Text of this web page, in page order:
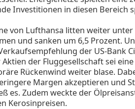
Investitionen in diesen Bereich
von Lufthansa litten weiter unter
und sanken um 6,5 Prozent.
der US-Bank
der Fluggesellschaft sei
Rückenwind weiter blase.
Margen akzeptieren und
es. Zudem weckte der
Kerosinpreisen.